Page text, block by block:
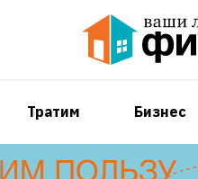
Тратим Бизнес